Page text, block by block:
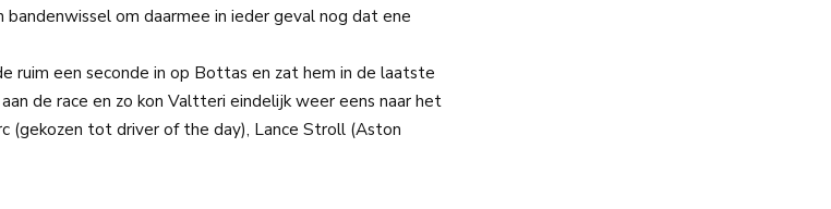
om daarmee in ieder geval nog dat ene
ruim een seconde in op Bottas en zat hem in de laatste
de race en zo kon Valtteri eindelijk weer eens naar het
(gekozen tot driver of the day), Lance Stroll (Aston